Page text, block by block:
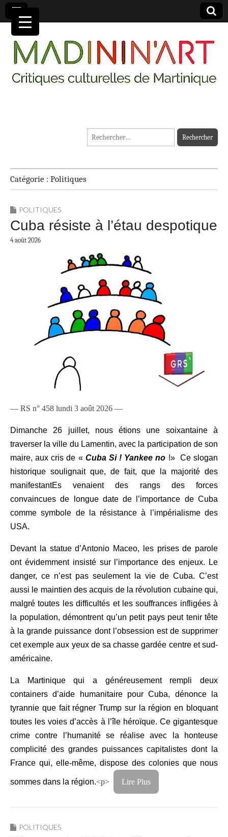
MADININ'ART
Rechercher :
Catégorie : Politiques
POLITIQUES
Cuba résiste à l’étau despotique
4 août 2026
— RS n° 458 lundi 3 août 2026 —
Dimanche 26 juillet, nous étions une soixantaine à
traverser la ville du Lamentin, avec la participation de son
maire, aux cris de « Cuba Si ! Yankee no !»
Ce slogan
historique soulignait que, de fait, que la majorité des
manifestantEs venaient des rangs des forces
convaincues de longue date de l’importance de Cuba
comme symbole de la résistance à l’impérialisme des
USA.
Devant la statue d’Antonio Maceo, les prises de parole
ont évidemment insisté sur l’importance des enjeux. Le
danger, ce n’est pas seulement la vie de Cuba. C’est
aussi le maintien des acquis de la révolution cubaine qui,
malgré toutes les difficultés et les souffrances infligées à
la population, démontrent qu’un petit pays peut tenir tête
à la grande puissance dont l’obsession est de supprimer
cet exemple aux yeux de sa chasse gardée centre et sud-
américaine.
La Martinique qui a généreusement rempli deux
containers d’aide humanitaire pour Cuba, dénonce la
tyrannie que fait régner Trump sur la région en bloquant
toutes les voies d’accès à l’île héroïque. Ce gigantesque
crime contre l’humanité se réalise avec la honteuse
complicité des grandes puissances capitalistes dont la
France qui, elle-même, dispose des colonies que nous
sommes dans la région.<p> Lire Plus
POLITIQUES